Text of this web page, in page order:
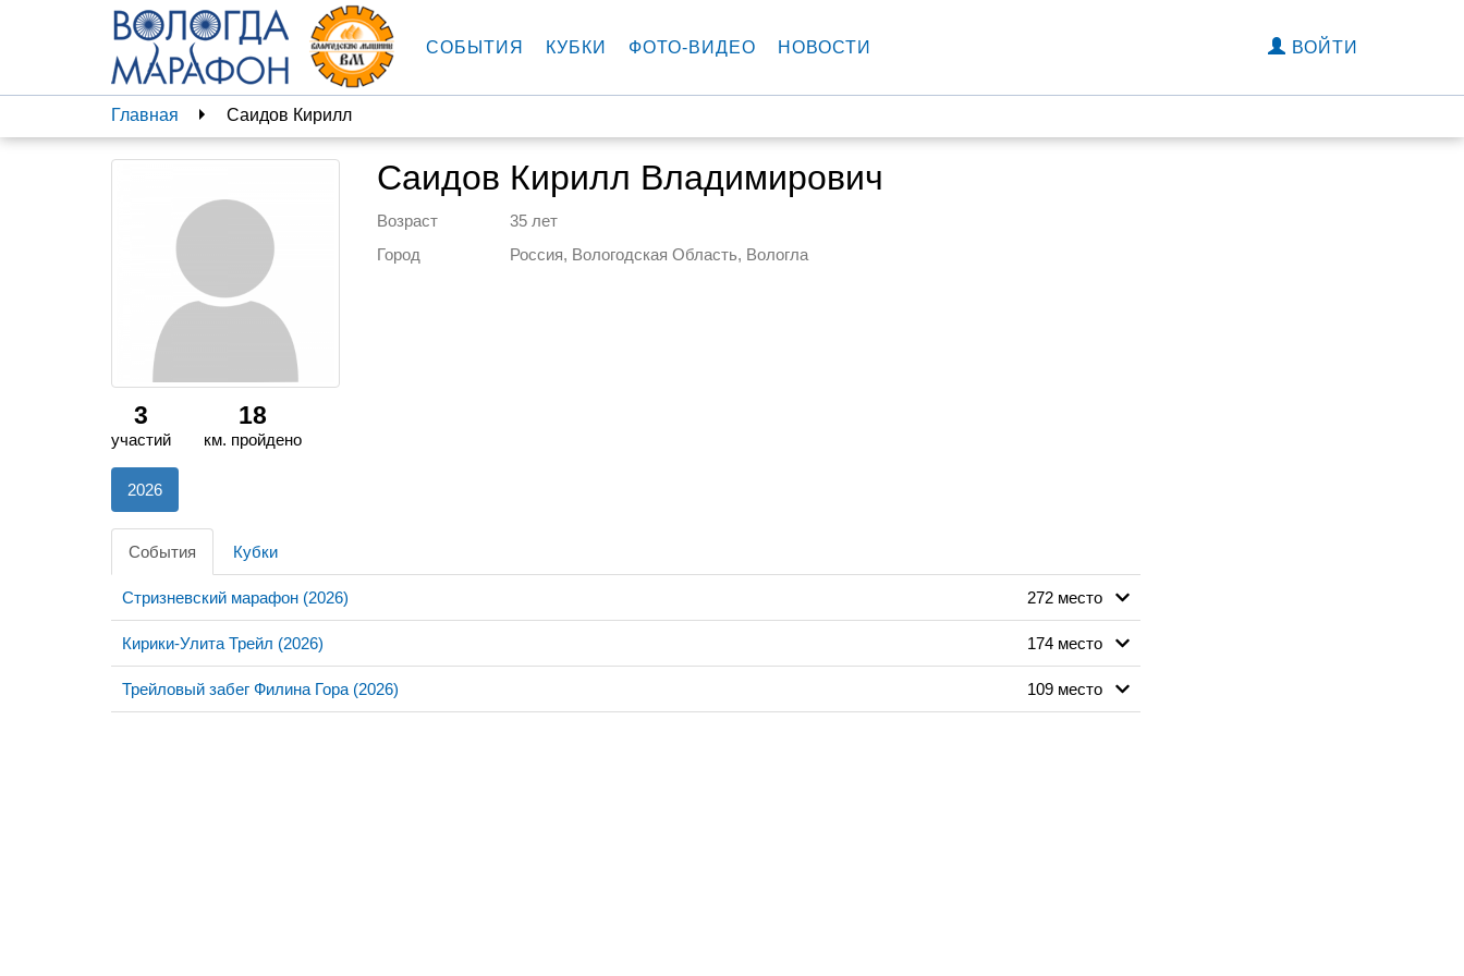
СОБЫТИЯ КУБКИ ФОТО-ВИДЕО НОВОСТИ ВОЙТИ
Главная Саидов Кирилл
Саидов Кирилл Владимирович
Возраст
35 лет
Город
Россия, Вологодская Область, Вологла
3
участий
18
км. пройдено
2026
События Кубки
Стризневский марафон (2026) 272 место
Кирики-Улита Трейл (2026) 174 место
Трейловый забег Филина Гора (2026) 109 место